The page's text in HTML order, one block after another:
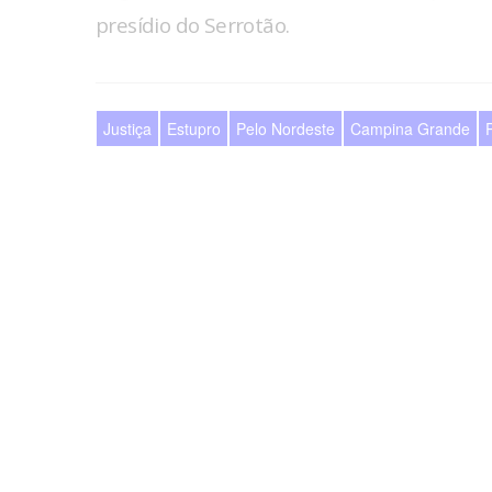
presídio do Serrotão.
Justiça Estupro Pelo Nordeste Campina Grande